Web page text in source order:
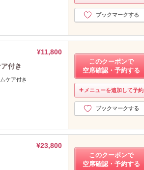
ブックマークする
¥11,800
付き
ケア付き
このクーポンで
空席確認・予約する
メニューを追加して予約
ブックマークする
¥23,800
このクーポンで
空席確認・予約する